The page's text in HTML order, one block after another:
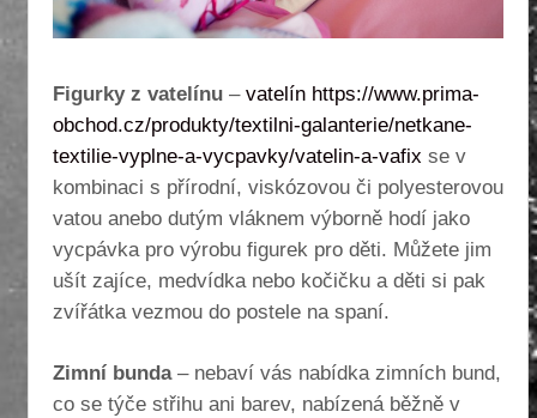
Figurky z vatelínu – vatelín https://www.prima-
obchod.cz/produkty/textilni-galanterie/netkane-
textilie-vyplne-a-vycpavky/vatelin-a-vafix se v
kombinaci s přírodní, viskózovou či polyesterovou
vatou anebo dutým vláknem výborně hodí jako
vycpávka pro výrobu figurek pro děti. Můžete jim
ušít zajíce, medvídka nebo kočičku a děti si pak
zvířátka vezmou do postele na spaní.
Zimní bunda– nebaví vás nabídka zimních bund,
co se týče střihu ani barev, nabízená běžně v